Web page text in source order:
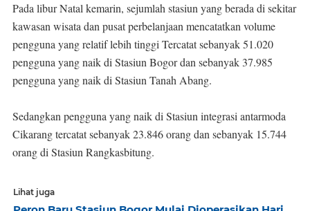
Pada libur Natal kemarin, sejumlah stasiun yang berada di sekitar
kawasan wisata dan pusat perbelanjaan mencatatkan volume
pengguna yang relatif lebih tinggi Tercatat sebanyak 51.020
pengguna yang naik di Stasiun Bogor dan sebanyak 37.985
pengguna yang naik di Stasiun Tanah Abang.
Sedangkan pengguna yang naik di Stasiun integrasi antarmoda
Cikarang tercatat sebanyak 23.846 orang dan sebanyak 15.744
orang di Stasiun Rangkasbitung.
Lihat juga